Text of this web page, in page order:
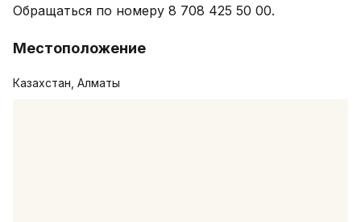
Обращаться по номеру 8 708 425 50 00.
Местоположение
Казахстан, Алматы